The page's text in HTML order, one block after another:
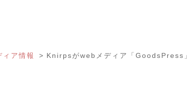
ィア情報 Knirpsがwebメディア「GoodsPress